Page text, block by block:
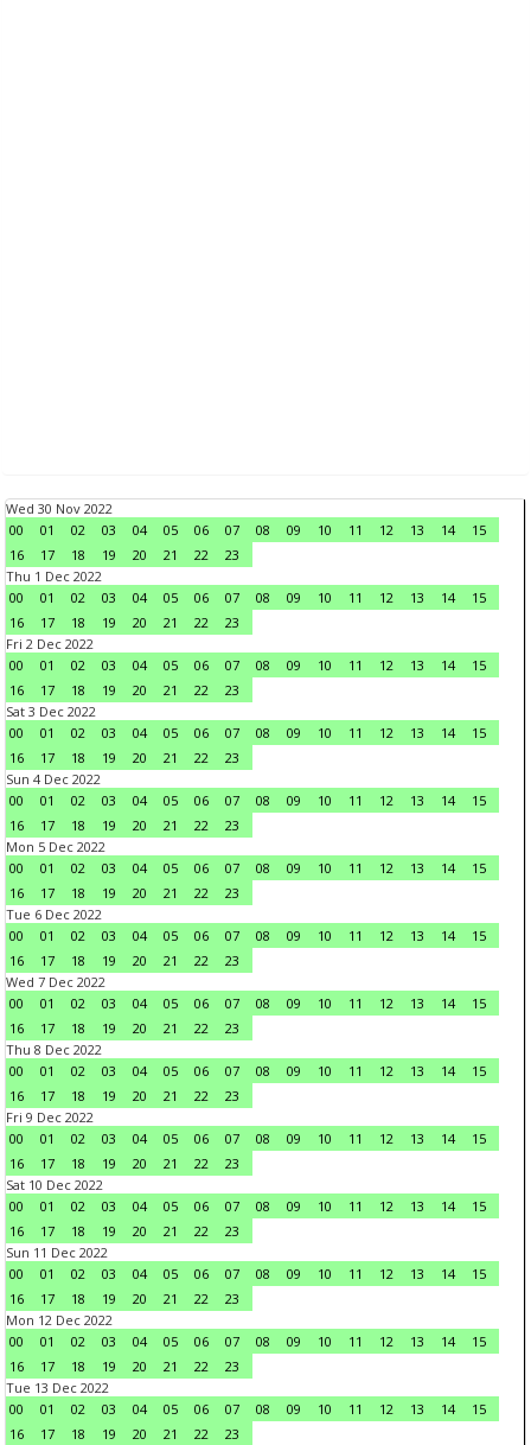
Wed 30 Nov 2022
00
01 02 03 04 05 06 07 08 09 10 11 12 13 14
15
16
17 18 19 20 21 22
23
Thu 1 Dec 2022
00
01 02 03 04 05 06 07 08 09 10 11 12 13 14
15
16
17 18 19 20 21 22
23
Fri 2 Dec 2022
00
01 02 03 04 05 06 07 08 09 10 11 12 13 14
15
16
17 18 19 20 21 22
23
Sat 3 Dec 2022
00
01 02 03 04 05 06 07 08 09 10 11 12 13 14
15
16
17 18 19 20 21 22
23
Sun 4 Dec 2022
00
01 02 03 04 05 06 07 08 09 10 11 12 13 14
15
16
17 18 19 20 21 22
23
Mon 5 Dec 2022
00
01 02 03 04 05 06 07 08 09 10 11 12 13 14
15
16
17 18 19 20 21 22
23
Tue 6 Dec 2022
00
01 02 03 04 05 06 07 08 09 10 11 12 13 14
15
16
17 18 19 20 21 22
23
Wed 7 Dec 2022
00
01 02 03 04 05 06 07 08 09 10 11 12 13 14
15
16
17 18 19 20 21 22
23
Thu 8 Dec 2022
00
01 02 03 04 05 06 07 08 09 10 11 12 13 14
15
16
17 18 19 20 21 22
23
Fri 9 Dec 2022
00
01 02 03 04 05 06 07 08 09 10 11 12 13 14
15
16
17 18 19 20 21 22
23
Sat 10 Dec 2022
00
01 02 03 04 05 06 07 08 09 10 11 12 13 14
15
16
17 18 19 20 21 22
23
Sun 11 Dec 2022
00
01 02 03 04 05 06 07 08 09 10 11 12 13 14
15
16
17 18 19 20 21 22
23
Mon 12 Dec 2022
00
01 02 03 04 05 06 07 08 09 10 11 12 13 14
15
16
17 18 19 20 21 22
23
Tue 13 Dec 2022
00
01 02 03 04 05 06 07 08 09 10 11 12 13 14
15
16
17 18 19 20 21 22
23